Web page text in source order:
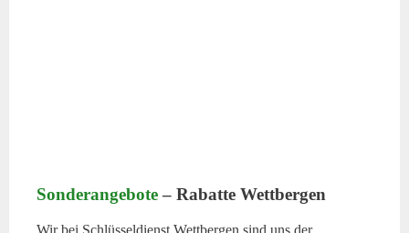
Sonderangebote– Rabatte Wettbergen
Wir bei Schlüsseldienst Wettbergen sind uns der